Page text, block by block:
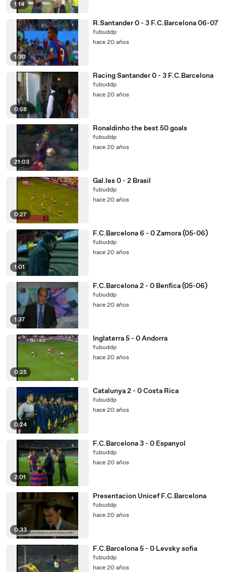
1:14
1:30
R.Santander 0 - 3 F.C.Barcelona 06-07
fubuddp
hace 20 años
0:58
Racing Santander 0 - 3 F.C.Barcelona
fubuddp
hace 20 años
21:03
Ronaldinho the best 50 goals
fubuddp
hace 20 años
0:27
Gal.les 0 - 2 Brasil
fubuddp
hace 20 años
1:01
F.C.Barcelona 6 - 0 Zamora (05-06)
fubuddp
hace 20 años
1:37
F.C.Barcelona 2 - 0 Benfica (05-06)
fubuddp
hace 20 años
0:25
Inglaterra 5 - 0 Andorra
fubuddp
hace 20 años
0:24
Catalunya 2 - 0 Costa Rica
fubuddp
hace 20 años
2:01
F.C.Barcelona 3 - 0 Espanyol
fubuddp
hace 20 años
0:33
Presentacion Unicef F.C.Barcelona
fubuddp
hace 20 años
F.C.Barcelona 5 - 0 Levsky sofia
fubuddp
hace 20 años